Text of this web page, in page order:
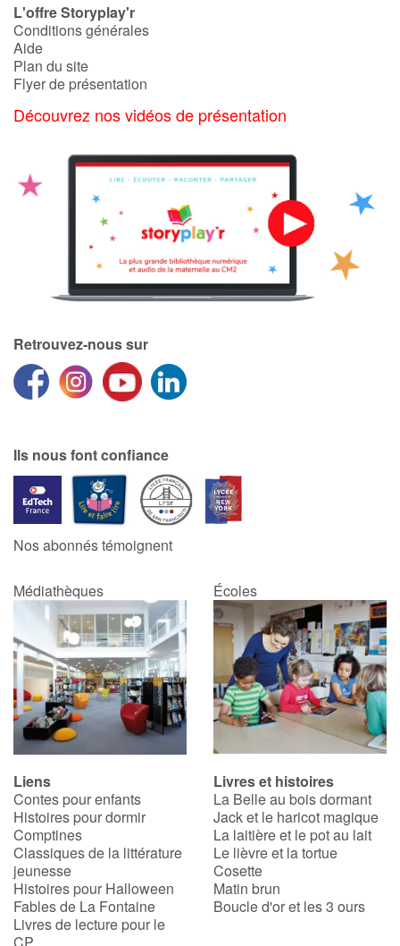
L'offre Storyplay'r
Conditions générales
Aide
Plan du site
Flyer de présentation
Découvrez nos vidéos de présentation
Retrouvez-nous sur
Ils nous font confiance
Nos abonnés témoignent
Médiathèques Écoles
Liens
Contes pour enfants
Histoires pour dormir
Comptines
Classiques de la littérature
jeunesse
Histoires pour Halloween
Fables de La Fontaine
Livres de lecture pour le
CP
Livres et histoires
La Belle au bois dormant
Jack et le haricot magique
La laitière et le pot au lait
Le lièvre et la tortue
Cosette
Matin brun
Boucle d'or et les 3 ours